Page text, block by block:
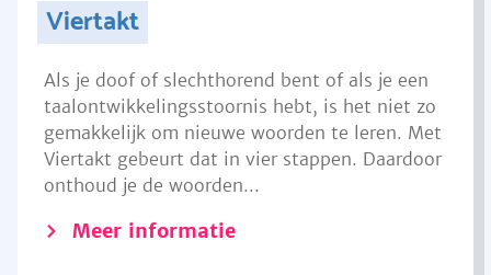
Viertakt
Als je doof of slechthorend bent of als je een
taalontwikkelingsstoornis hebt, is het niet zo
gemakkelijk om nieuwe woorden te leren. Met
Viertakt gebeurt dat in vier stappen. Daardoor
onthoud je de woorden...
Meer informatie